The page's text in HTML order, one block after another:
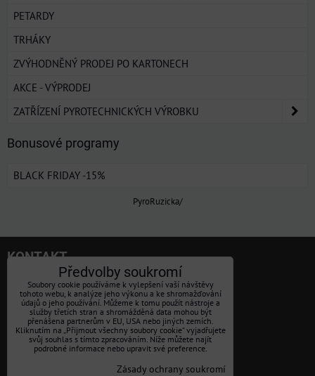
PETARDY
TRHÁKY
ZVÝHODNĚNÝ PRODEJ PO KARTONECH
AKCE - VÝPRODEJ
ZATŘÍZENÍ PYROTECHNICKÝCH VÝROBKU
Bonusové programy
BLACK FRIDAY -15%
PyroRuzicka/
KONTAKT
CHILI ROSES.CZ, s.r.o.
(Dříve Petr Růžička)
Sadové náměstí 29/19
Olomouc, Svatý kopeček
Předvolby soukromí
Soubory cookie používáme k vylepšení vaší návštěvy
tohoto webu, k analýze jeho výkonu a ke shromažďování
údajů o jeho používání. Můžeme k tomu použít nástroje a
služby třetích stran a shromážděná data mohou být
přenášena partnerům v EU, USA nebo jiných zemích.
Kliknutím na „Přijmout všechny soubory cookie“ vyjadřujete
svůj souhlas s tímto zpracováním. Níže můžete najít
podrobné informace nebo upravit své preference.
Zásady ochrany soukromí